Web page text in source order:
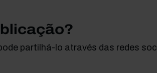
partilhá-lo através das redes